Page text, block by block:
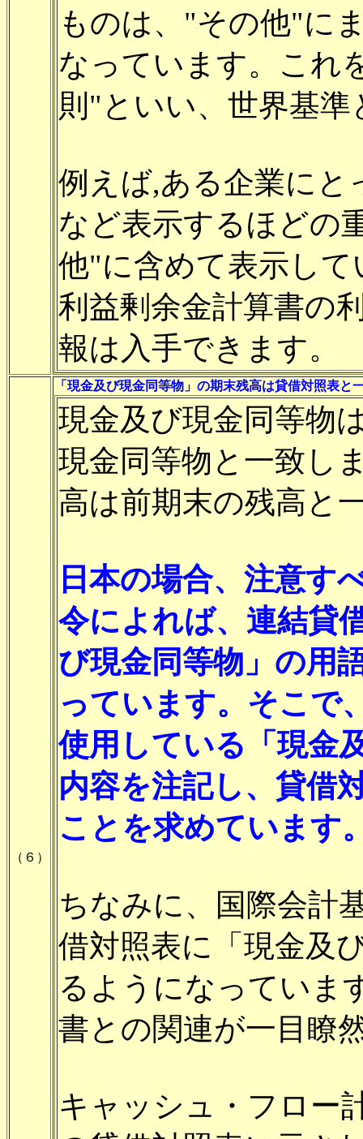
ものは、"その他"に
なっています。これ
則"といい、世界基
例えば,ある企業にと
など表示するほどの
他"に含めて表示し
利益剰余金計算書の
報は入手できます。
（６）
「現金及び現金同等物」の期末残高は貸借対照表と
現金及び現金同等物
現金同等物と一致し
高は前期末の残高と
日本の場合、注意す
令によれば、連結貸
び現金同等物」の用
っています。そこで
使用している「現金
内容を注記し、貸借
ことを求めています
ちなみに、国際会計
借対照表に「現金及
るようになっていま
書との関連が一目瞭
キャッシュ・フロー